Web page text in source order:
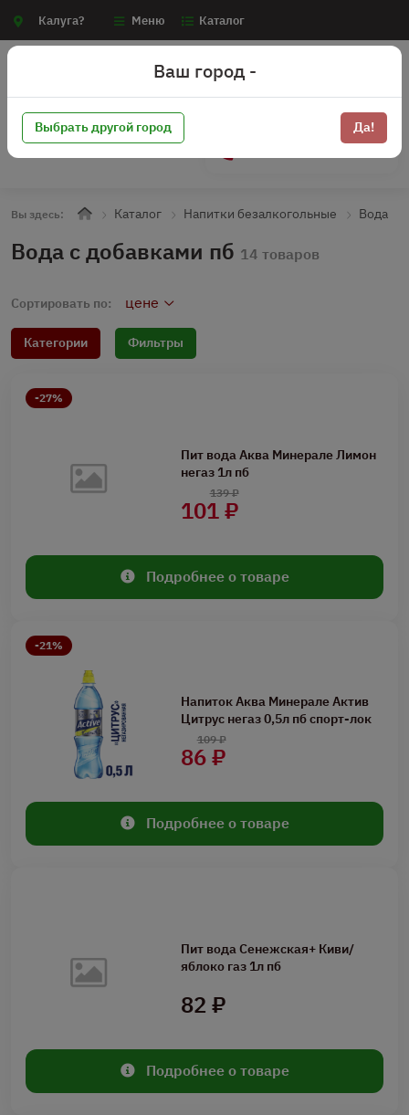
Калуга? Меню Каталог
Вы здесь: Каталог Напитки безалкогольные Вода
Вода с добавками пб 14 товаров
Сортировать по: цене
Категории Фильтры
-27%
Пит вода Аква Минерале Лимон
негаз 1л пб
101 ₽
139 ₽
Подробнее о товаре
-21%
Напиток Аква Минерале Актив
Цитрус негаз 0,5л пб спорт-лок
86 ₽
109 ₽
Подробнее о товаре
Пит вода Сенежская+ Киви/
яблоко газ 1л пб
82 ₽
Подробнее о товаре
Ваш город -
Выбрать другой город Да!